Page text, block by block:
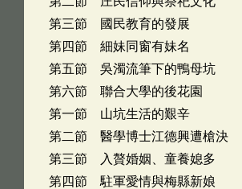
第三節 國民教育的發展
第四節 細妹同窗有妹名
第五節 吳濁流筆下的鴨母坑
第六節 聯合大學的後花園
第一節 山坑生活的艱辛
第二節 醫學博士江德興遭槍決
第三節 入贅婚姻、童養媳多
第四節 駐軍愛情與梅縣新娘